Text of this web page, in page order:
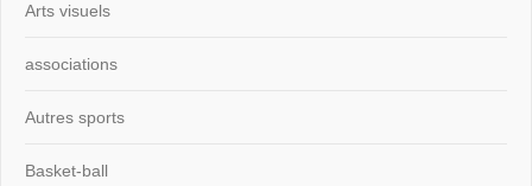
Arts visuels
associations
Autres sports
Basket-ball